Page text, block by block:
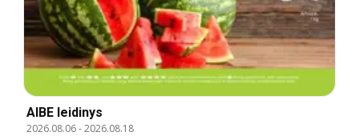
AIBE leidinys
2026.08.06-2026.08.18